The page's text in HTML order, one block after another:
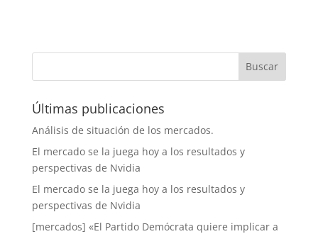
Últimas publicaciones
Análisis de situación de los mercados.
El mercado se la juega hoy a los resultados y
perspectivas de Nvidia
El mercado se la juega hoy a los resultados y
perspectivas de Nvidia
[mercados] «El Partido Demócrata quiere implicar a